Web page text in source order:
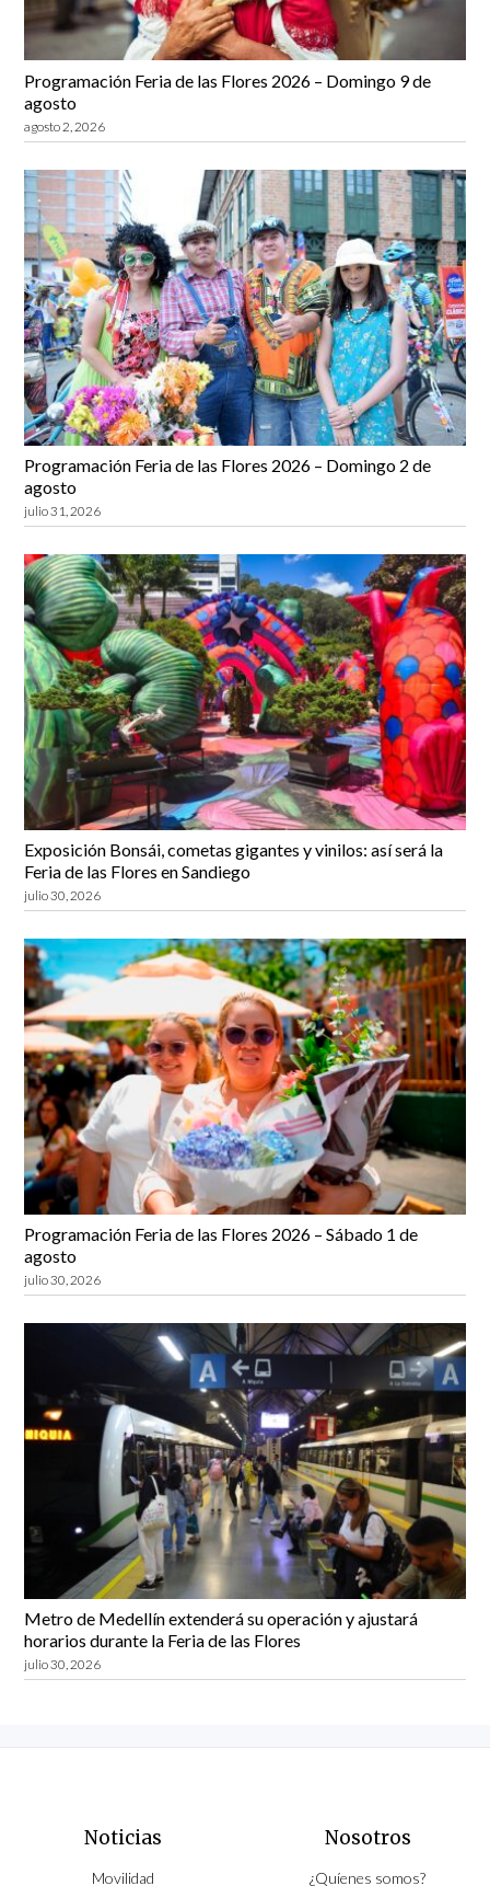
Programación Feria de las Flores 2026 – Domingo 9 de
agosto
agosto 2, 2026
Programación Feria de las Flores 2026 – Domingo 2 de
agosto
julio 31, 2026
Exposición Bonsái, cometas gigantes y vinilos: así será la
Feria de las Flores en Sandiego
julio 30, 2026
Programación Feria de las Flores 2026 – Sábado 1 de
agosto
julio 30, 2026
Metro de Medellín extenderá su operación y ajustará
horarios durante la Feria de las Flores
julio 30, 2026
Noticias
Movilidad
Nosotros
¿Quíenes somos?